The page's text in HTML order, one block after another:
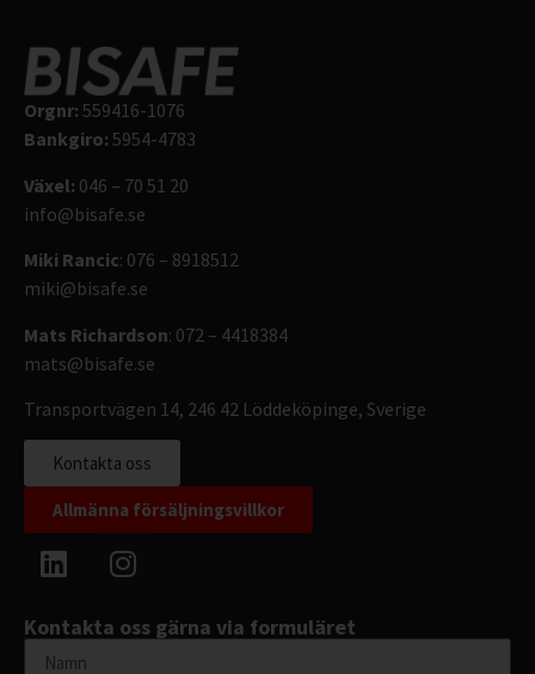
Orgnr: 559416-1076
Bankgiro: 5954-4783
Växel: 046 – 70 51 20
info@bisafe.se
Miki Rancic: 076 – 8918512
miki@bisafe.se
Mats Richardson: 072 – 4418384
mats@bisafe.se
Transportvägen 14, 246 42 Löddeköpinge, Sverige
Kontakta oss
Allmänna försäljningsvillkor
Kontakta oss gärna via formuläret